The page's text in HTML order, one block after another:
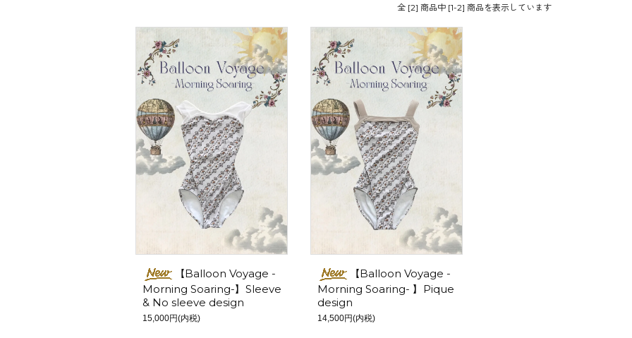
全 [2] 商品中 [1-2] 商品を表示しています
【Balloon Voyage -
Morning Soaring-】Sleeve
& No sleeve design
15,000円(内税)
【Balloon Voyage -
Morning Soaring- 】Pique
design
14,500円(内税)